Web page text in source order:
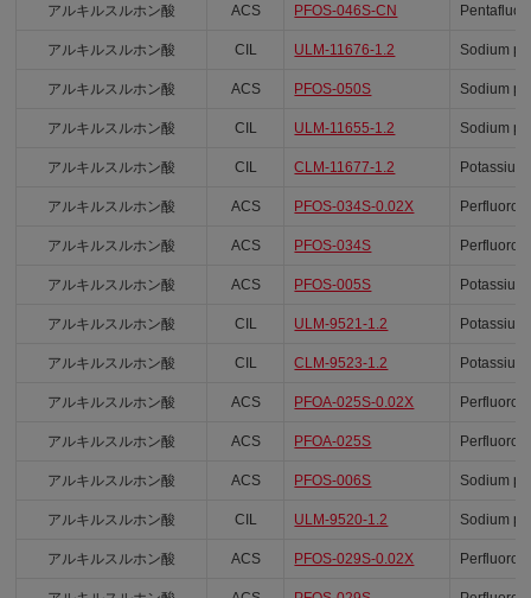
アルキルスルホン酸 ACS PFOS-046S-CN
アルキルスルホン酸 CIL ULM-11676-1.2 Sodium
アルキルスルホン酸 ACS PFOS-050S Sodium
アルキルスルホン酸 CIL ULM-11655-1.2 Sodium
アルキルスルホン酸 CIL CLM-11677-1.2
アルキルスルホン酸 ACS PFOS-034S-0.02X
アルキルスルホン酸 ACS PFOS-034S
アルキルスルホン酸 ACS PFOS-005S
アルキルスルホン酸 CIL ULM-9521-1.2
アルキルスルホン酸 CIL CLM-9523-1.2
アルキルスルホン酸 ACS PFOA-025S-0.02X
アルキルスルホン酸 ACS PFOA-025S
アルキルスルホン酸 ACS PFOS-006S Sodium
アルキルスルホン酸 CIL ULM-9520-1.2 Sodium
アルキルスルホン酸 ACS PFOS-029S-0.02X